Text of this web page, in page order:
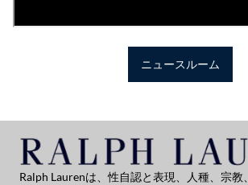
ニュースルーム
Ralph Laurenは、性自認と表現、人種、宗教